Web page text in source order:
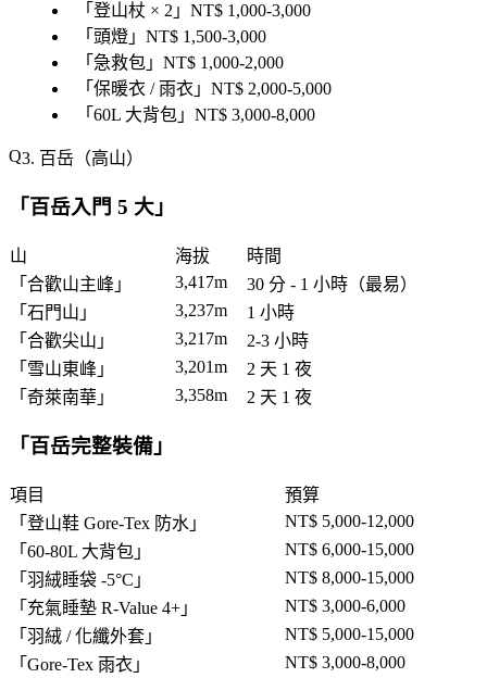
「 登山杖 × 2 」NT$ 1,000-3,000
「 頭燈 」NT$ 1,500-3,000
「 急救包 」NT$ 1,000-2,000
「 保暖衣 / 雨衣 」NT$ 2,000-5,000
「 60L 大背包 」NT$ 3,000-8,000
3. 百岳（高山）
「百岳入門 5 大 」
山 海拔
時間
「 合歡山主峰 」 3,417m
30 分 - 1 小時（最易）
「 石門山 」 3,237m
1 小時
「 合歡尖山 」 3,217m
2-3 小時
「 雪山東峰 」 3,201m
2 天 1 夜
「 奇萊南華 」 3,358m 2 天 1 夜
「 百岳完整裝備 」
項目
預算
「 登山鞋 Gore-Tex 防水 」
NT$ 5,000-12,000
「 60-80L 大背包 」
NT$ 6,000-15,000
「 羽絨睡袋 -5°C 」
NT$ 8,000-15,000
「 充氣睡墊 R-Value 4+ 」
NT$ 3,000-6,000
「 羽絨 / 化纖外套 」
NT$ 5,000-15,000
「 Gore-Tex 雨衣 」 NT$ 3,000-8,000